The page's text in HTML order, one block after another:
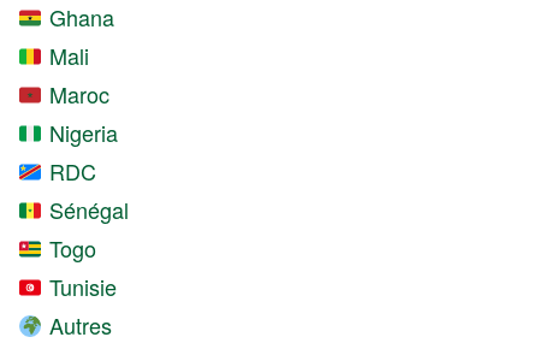
Ghana
Mali
Maroc
Nigeria
RDC
Sénégal
Togo
Tunisie
Autres